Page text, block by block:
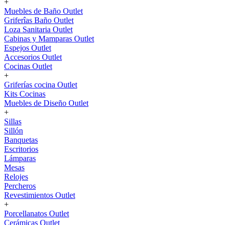
+
Muebles de Baño Outlet
Griferîas Baño Outlet
Loza Sanitaria Outlet
Cabinas y Mamparas Outlet
Espejos Outlet
Accesorios Outlet
Cocinas Outlet
+
Griferías cocina Outlet
Kits Cocinas
Muebles de Diseño Outlet
+
Sillas
Sillón
Banquetas
Escritorios
Lámparas
Mesas
Relojes
Percheros
Revestimientos Outlet
+
Porcellanatos Outlet
Cerámicas Outlet